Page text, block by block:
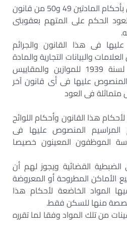
مع عدم الاخلال بأحكام المادتين 49 و50 من قانون
الحكم على المتهم بعقوبتى
فى هذا القانون والجرائم
والبيانات التجارية والمادة
13 من القانون رقم 30 لسنة 1939 للموازين والمقاييس
المنصوص عليها فى أى قانون آخر
فى العود
هذا القانون وأحكام اللوائح
المراسيم المنصوص عليها فى
الموظفون المعينون خصيصا
القضائية ويجوز لهم أن
الأماكن المطروحة أو المعروضة
المواد الخاضعة لأحكام هذا
منها للسكن فقط.
من تلك المواد وفقا لما تقرره